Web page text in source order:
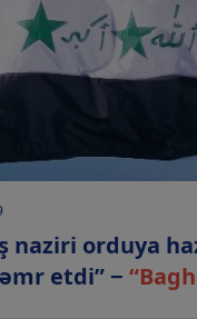
naziri orduya
etdi” −